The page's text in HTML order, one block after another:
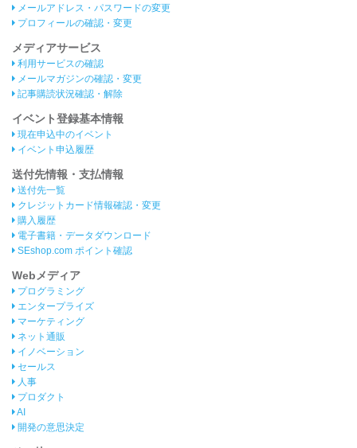
メールアドレス・パスワードの変更
プロフィールの確認・変更
メディアサービス
利用サービスの確認
メールマガジンの確認・変更
記事購読状況確認・解除
イベント登録基本情報
現在申込中のイベント
イベント申込履歴
送付先情報・支払情報
送付先一覧
クレジットカード情報確認・変更
購入履歴
電子書籍・データダウンロード
SEshop.com ポイント確認
Webメディア
プログラミング
エンタープライズ
マーケティング
ネット通販
イノベーション
セールス
人事
プロダクト
AI
開発の意思決定